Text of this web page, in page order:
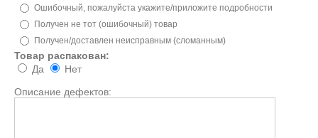
Ошибочный, пожалуйста укажите/приложите подробности
Получен не тот (ошибочный) товар
Получен/доставлен неисправным (сломанным)
Товар распакован:
Да
Нет
Описание дефектов: